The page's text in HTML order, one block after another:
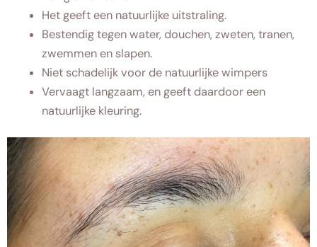
Het geeft een natuurlijke uitstraling.
Bestendig tegen water, douchen, zweten, tranen,
zwemmen en slapen.
Niet schadelijk voor de natuurlijke wimpers
Vervaagt langzaam, en geeft daardoor een
natuurlijke kleuring.